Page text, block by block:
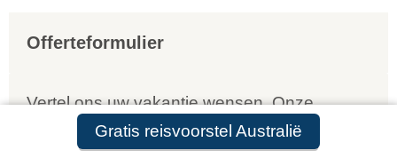
Gratis reisvoorstel Australië
Offerteformulier
Vertel ons uw vakantie wensen. Onze
reisexperts maken gratis en vrijblijvend een
reisvoorstel op maat.